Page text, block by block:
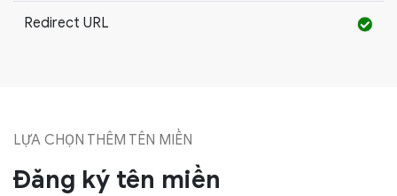
Redirect URL
LỰA CHỌN THÊM TÊN MIỀN
Đăng ký tên miền